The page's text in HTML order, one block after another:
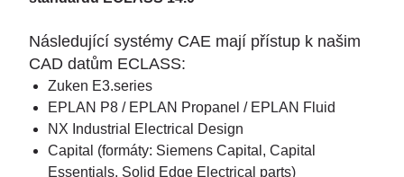
Následující systémy CAE mají přístup k našim
CAD datům ECLASS:
Zuken E3.series
EPLAN P8 / EPLAN Propanel / EPLAN Fluid
NX Industrial Electrical Design
Capital (formáty: Siemens Capital, Capital
Essentials, Solid Edge Electrical parts)